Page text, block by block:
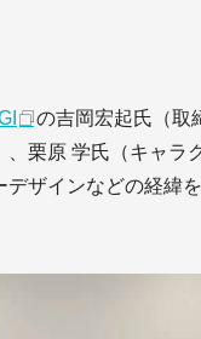
の吉岡宏起氏（取
栗原 学氏（キャラ
ザインなどの経緯